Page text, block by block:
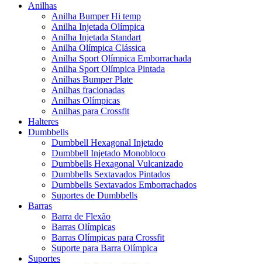
Anilhas
Anilha Bumper Hi temp
Anilha Injetada Olímpica
Anilha Injetada Standart
Anilha Olímpica Clássica
Anilha Sport Olímpica Emborrachada
Anilha Sport Olímpica Pintada
Anilhas Bumper Plate
Anilhas fracionadas
Anilhas Olímpicas
Anilhas para Crossfit
Halteres
Dumbbells
Dumbbell Hexagonal Injetado
Dumbbell Injetado Monobloco
Dumbbells Hexagonal Vulcanizado
Dumbbells Sextavados Pintados
Dumbbells Sextavados Emborrachados
Suportes de Dumbbells
Barras
Barra de Flexão
Barras Olímpicas
Barras Olímpicas para Crossfit
Suporte para Barra Olímpica
Suportes